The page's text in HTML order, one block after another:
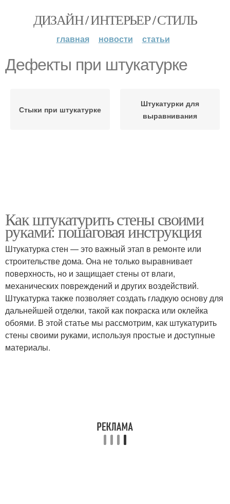
ДИЗАЙН / ИНТЕРЬЕР / СТИЛЬ
главная новости статьи
Дефекты при штукатурке
Стыки при штукатурке
Штукатурки для
выравнивания
Как штукатурить стены своими
руками: пошаговая инструкция
Штукатурка стен — это важный этап в ремонте или
строительстве дома. Она не только выравнивает
поверхность, но и защищает стены от влаги,
механических повреждений и других воздействий.
Штукатурка также позволяет создать гладкую основу для
дальнейшей отделки, такой как покраска или оклейка
обоями. В этой статье мы рассмотрим, как штукатурить
стены своими руками, используя простые и доступные
материалы.